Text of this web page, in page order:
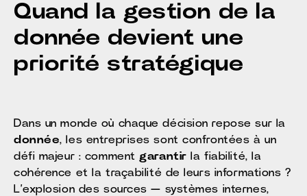
Quand la gestion de la
donnée devient une
priorité stratégique
Dans un monde où chaque décision repose sur la
donnée, les entreprises sont confrontées à un
défi majeur : comment garantir la fiabilité, la
cohérence et la traçabilité de leurs informations ?
L’explosion des sources — systèmes internes,